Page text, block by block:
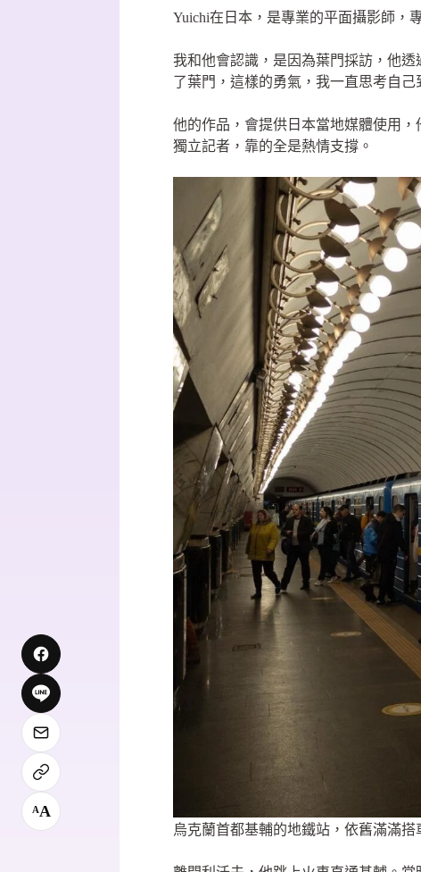
Yuichi在日本，是專業的平面攝影師，
我和他會認識，是因為葉門採訪，他
了葉門，這樣的勇氣，我一直思考自己
他的作品，會提供日本當地媒體使用
獨立記者，靠的全是熱情支撐。
烏克蘭首都基輔的地鐵站，依舊滿滿
AA